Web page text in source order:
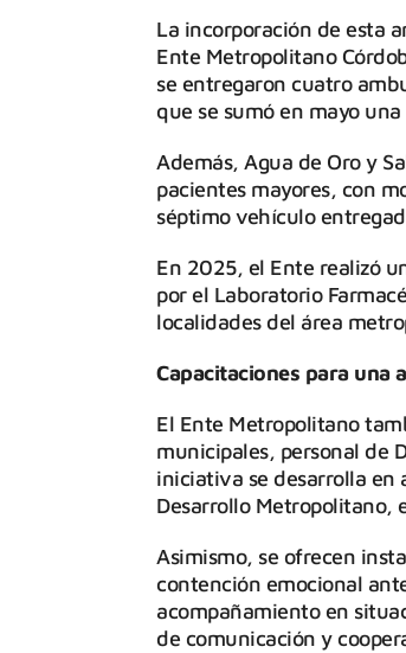
La incorporación de esta
Ente Metropolitano
se entregaron cuatro
que se sumó en mayo
Además, Agua de Oro y
pacientes mayores, con
séptimo vehículo
En 2025, el Ente realizó
por el Laboratorio
localidades del área
Capacitaciones para una
El Ente Metropolitano
municipales, personal de
iniciativa se desarrolla en
Desarrollo Metropolitano,
Asimismo, se ofrecen
contención emocional
acompañamiento en
de comunicación y